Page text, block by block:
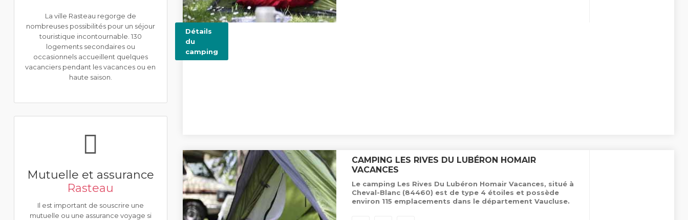
La ville Rasteau regorge de
nombreuses possibilités pour un séjour
touristique incontournable. 130
logements secondaires ou
occasionnels accueillent quelques
vacanciers pendant les vacances ou en
haute saison.
Mutuelle et assurance
Rasteau
Il est important de souscrire une
mutuelle ou une assurance voyage si
Détails
du
camping
CAMPING LES RIVES DU LUBÉRON HOMAIR
VACANCES
Le camping Les Rives Du Lubéron Homair Vacances, situé à
Cheval-Blanc (84460) est de type 4 étoiles et possède
environ 115 emplacements dans le département Vaucluse.